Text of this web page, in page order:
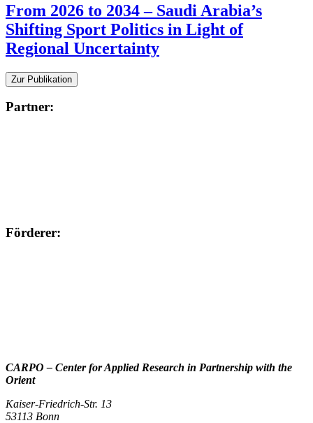
From 2026 to 2034 – Saudi Arabia’s
Shifting Sport Politics in Light of
Regional Uncertainty
Zur Publikation
Partner:
Förderer:
CARPO – Center for Applied Research in Partnership with the
Orient
Kaiser-Friedrich-Str. 13
53113 Bonn